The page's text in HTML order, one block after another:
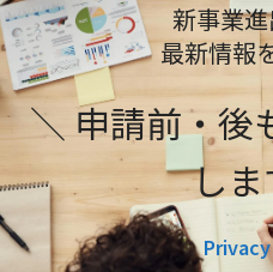
新事業
最新情報
＼ 申請前・後
し